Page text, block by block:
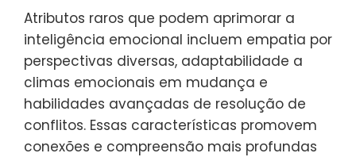
Atributos raros que podem aprimorar a
inteligência emocional incluem empatia por
perspectivas diversas, adaptabilidade a
climas emocionais em mudança e
habilidades avançadas de resolução de
conflitos. Essas características promovem
conexões e compreensão mais profundas